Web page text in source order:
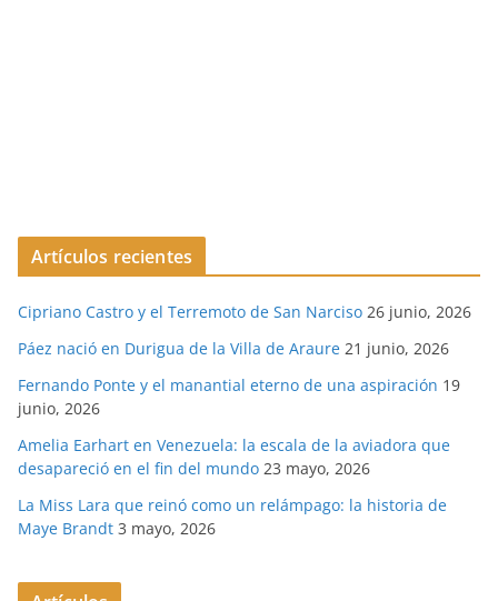
Artículos recientes
Cipriano Castro y el Terremoto de San Narciso 26 junio, 2026
Páez nació en Durigua de la Villa de Araure 21 junio, 2026
Fernando Ponte y el manantial eterno de una aspiración 19
junio, 2026
Amelia Earhart en Venezuela: la escala de la aviadora que
desapareció en el fin del mundo 23 mayo, 2026
La Miss Lara que reinó como un relámpago: la historia de
Maye Brandt 3 mayo, 2026